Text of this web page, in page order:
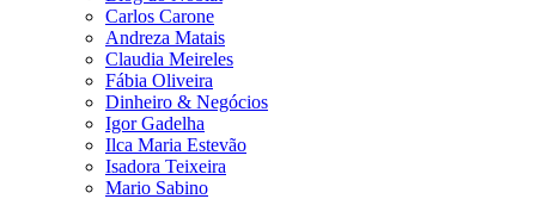
Carlos Carone
Andreza Matais
Claudia Meireles
Fábia Oliveira
Dinheiro & Negócios
Igor Gadelha
Ilca Maria Estevão
Isadora Teixeira
Mario Sabino